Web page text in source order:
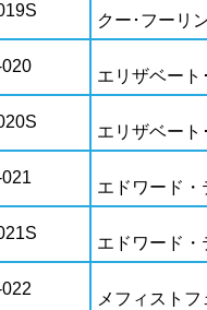
クー･フーリ
エリザベート
エリザベート
エドワード・
エドワード・
メフィストフ